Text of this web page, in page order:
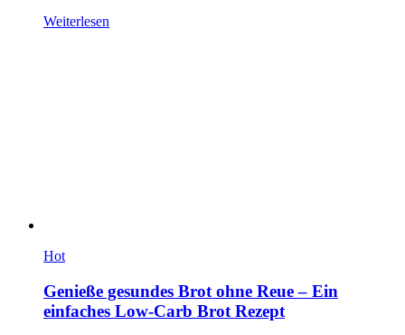
Weiterlesen
Hot
Genieße gesundes Brot ohne Reue – Ein
einfaches Low-Carb Brot Rezept